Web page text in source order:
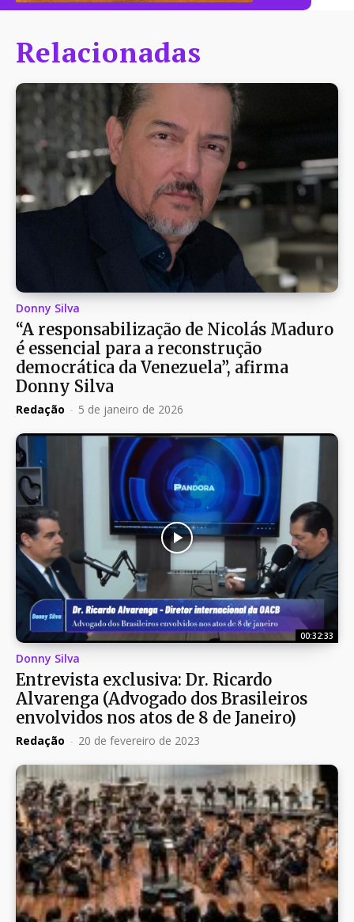
Relacionadas
Donny Silva
“A responsabilização de Nicolás Maduro
é essencial para a reconstrução
democrática da Venezuela”, afirma
Donny Silva
Redação - 5 de janeiro de 2026
00:32:33
Donny Silva
Entrevista exclusiva: Dr. Ricardo
Alvarenga (Advogado dos Brasileiros
envolvidos nos atos de 8 de Janeiro)
Redação - 20 de fevereiro de 2023